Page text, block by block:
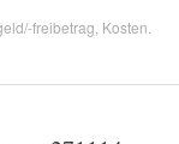
freibetrag Kosten